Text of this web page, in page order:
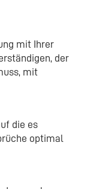
mit Ihrer
der
mit
die es
optimal